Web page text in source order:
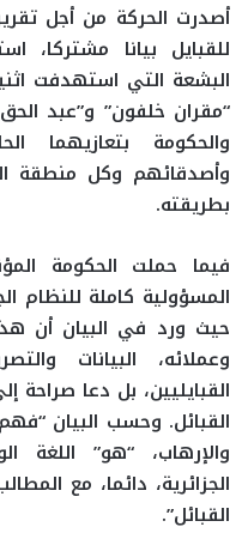
أصدرت الحركة من أجل
للقبايل بيانا مشتركا،
البشعة التي استهدفت
“مقران خلفون” و”عبد
والحكومة بتعازيهما
وأصدقائهم وكل منطقة
بطريقته.
فيما حملت الحكومة
المسؤولية كاملة للنظام
حيث ورد في البيان أن
وعملائه، البيانات
القبايليين، بل دعا صراحة
القبائل. وحسب البيان
والإرهاب، “هو” اللغة
الجزائرية، دائما، مع
القبائل”.